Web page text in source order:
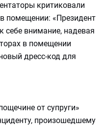
критиковали
помещении: «Президент
себе внимание, надевая
в помещении
дресс-код для
от супруги»
произошедшему